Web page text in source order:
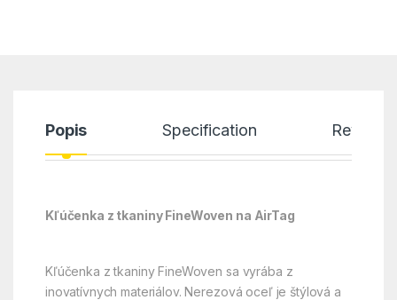
Popis Specification Reviews
Kľúčenka z tkaniny FineWoven na AirTag
Kľúčenka z tkaniny FineWoven sa vyrába z
inovatívnych materiálov. Nerezová oceľ je štýlová a